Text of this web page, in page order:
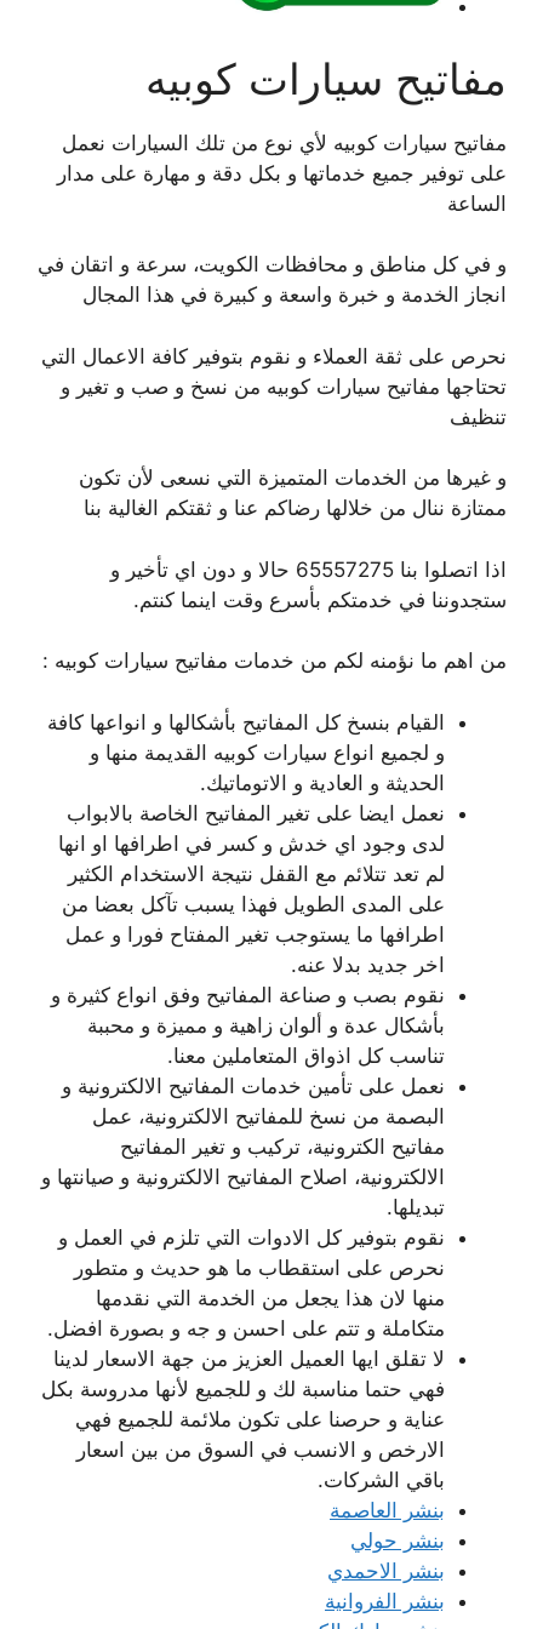
مفاتيح سيارات كوبيه
مفاتيح سيارات كوبيه لأي نوع من تلك السيارات نعمل
على توفير جميع خدماتها و بكل دقة و مهارة على مدار
الساعة
و في كل مناطق و محافظات الكويت، سرعة و اتقان في
انجاز الخدمة و خبرة واسعة و كبيرة في هذا المجال
نحرص على ثقة العملاء و نقوم بتوفير كافة الاعمال التي
تحتاجها مفاتيح سيارات كوبيه من نسخ و صب و تغير و
تنظيف
و غيرها من الخدمات المتميزة التي نسعى لأن تكون
ممتازة ننال من خلالها رضاكم عنا و ثقتكم الغالية بنا
اذا اتصلوا بنا 65557275 حالا و دون اي تأخير و
ستجدوننا في خدمتكم بأسرع وقت اينما كنتم.
من اهم ما نؤمنه لكم من خدمات مفاتيح سيارات كوبيه :
القيام بنسخ كل المفاتيح بأشكالها و انواعها كافة
و لجميع انواع سيارات كوبيه القديمة منها و
الحديثة و العادية و الاتوماتيك.
نعمل ايضا على تغير المفاتيح الخاصة بالابواب
لدى وجود اي خدش و كسر في اطرافها او انها
لم تعد تتلائم مع القفل نتيجة الاستخدام الكثير
على المدى الطويل فهذا يسبب تآكل بعضا من
اطرافها ما يستوجب تغير المفتاح فورا و عمل
اخر جديد بدلا عنه.
نقوم بصب و صناعة المفاتيح وفق انواع كثيرة و
بأشكال عدة و ألوان زاهية و مميزة و محببة
تناسب كل اذواق المتعاملين معنا.
نعمل على تأمين خدمات المفاتيح الالكترونية و
البصمة من نسخ للمفاتيح الالكترونية، عمل
مفاتيح الكترونية، تركيب و تغير المفاتيح
الالكترونية، اصلاح المفاتيح الالكترونية و صيانتها و
تبديلها.
نقوم بتوفير كل الادوات التي تلزم في العمل و
نحرص على استقطاب ما هو حديث و متطور
منها لان هذا يجعل من الخدمة التي نقدمها
متكاملة و تتم على احسن و جه و بصورة افضل.
لا تقلق ايها العميل العزيز من جهة الاسعار لدينا
فهي حتما مناسبة لك و للجميع لأنها مدروسة بكل
عناية و حرصنا على تكون ملائمة للجميع فهي
الارخص و الانسب في السوق من بين اسعار
باقي الشركات.
بنشر العاصمة
بنشر حولي
بنشر الاحمدي
بنشر الفروانية